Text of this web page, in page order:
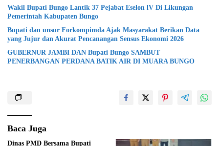
Wakil Bupati Bungo Lantik 37 Pejabat Eselon lV Di Likungan
Pemerintah Kabupaten Bungo
Bupati dan unsur Forkompimda Ajak Masyarakat Berikan Data
yang Jujur dan Akurat Pencanangan Sensus Ekonomi 2026
GUBERNUR JAMBI DAN Bupati Bungo SAMBUT
PENERBANGAN PERDANA BATIK AIR DI MUARA BUNGO
Baca Juga
Dinas PMD Bersama Bupati